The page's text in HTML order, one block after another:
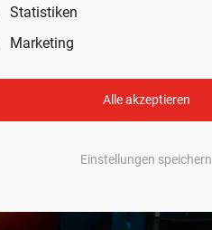
Statistiken
Marketing
Alle akzeptieren
Einstellungen speichern